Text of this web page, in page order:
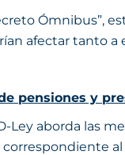
Ómnibus”,
afectar tanto a
pensiones y
Ley aborda las
correspondiente al